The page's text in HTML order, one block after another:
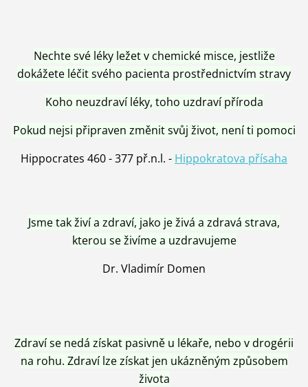
Nechte své léky ležet v chemické misce, jestliže
dokážete léčit svého pacienta prostřednictvím stravy
Koho neuzdraví léky, toho uzdraví příroda
Pokud nejsi připraven změnit svůj život, není ti pomoci
Hippocrates 460 - 377 př.n.l. - Hippokratova přísaha
Jsme tak živí a zdraví, jako je živá a zdravá strava,
kterou se živíme a uzdravujeme
Dr. Vladimír Domen
Zdraví se nedá získat pasivně u lékaře, nebo v drogérii
na rohu. Zdraví lze získat jen ukázněným způsobem
života